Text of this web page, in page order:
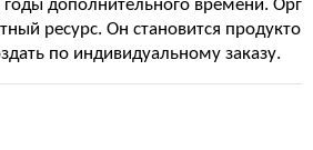
годы дополнительного времени. Орг
ресурс. Он становится продукто
по индивидуальному заказу.